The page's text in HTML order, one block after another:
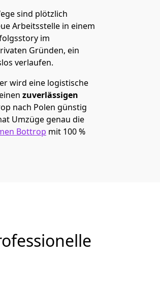
sind plötzlich
Arbeitsstelle in einem
im
Gründen, ein
verlaufen.
wird eine logistische
zuverlässigen
nach Polen günstig
Umzügegenau die
Bottrop mit 100 %